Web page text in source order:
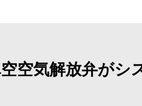
空気解放弁がシ